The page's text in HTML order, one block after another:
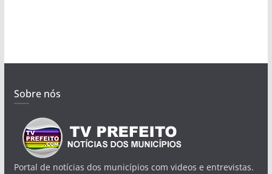
Sobre nós
Portal de notícias dos municípios com videos e entrevistas.